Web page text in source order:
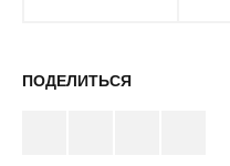
ПОДЕЛИТЬСЯ